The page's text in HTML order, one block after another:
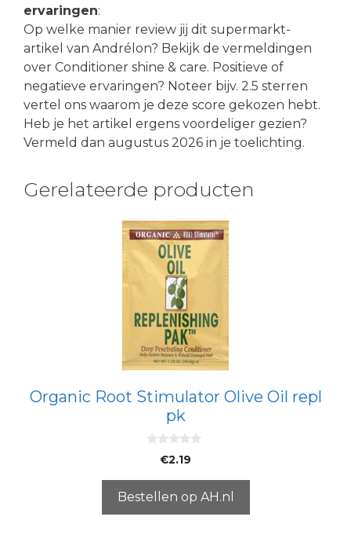
ervaringen:
Op welke manier review jij dit supermarkt-
artikel van Andrélon? Bekijk de vermeldingen
over Conditioner shine & care. Positieve of
negatieve ervaringen? Noteer bijv. 2.5 sterren
vertel ons waarom je deze score gekozen hebt.
Heb je het artikel ergens voordeliger gezien?
Vermeld dan augustus 2026 in je toelichting.
Gerelateerde producten
Organic Root Stimulator Olive Oil repl
pk
5
€2.19
Bestellen op AH.nl